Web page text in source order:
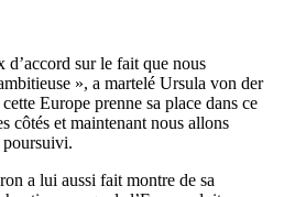
d’accord sur le fait que nous
», a martelé Ursula von der
Europe prenne sa place dans ce
côtés et maintenant nous allons
poursuivi.
a lui aussi fait montre de sa